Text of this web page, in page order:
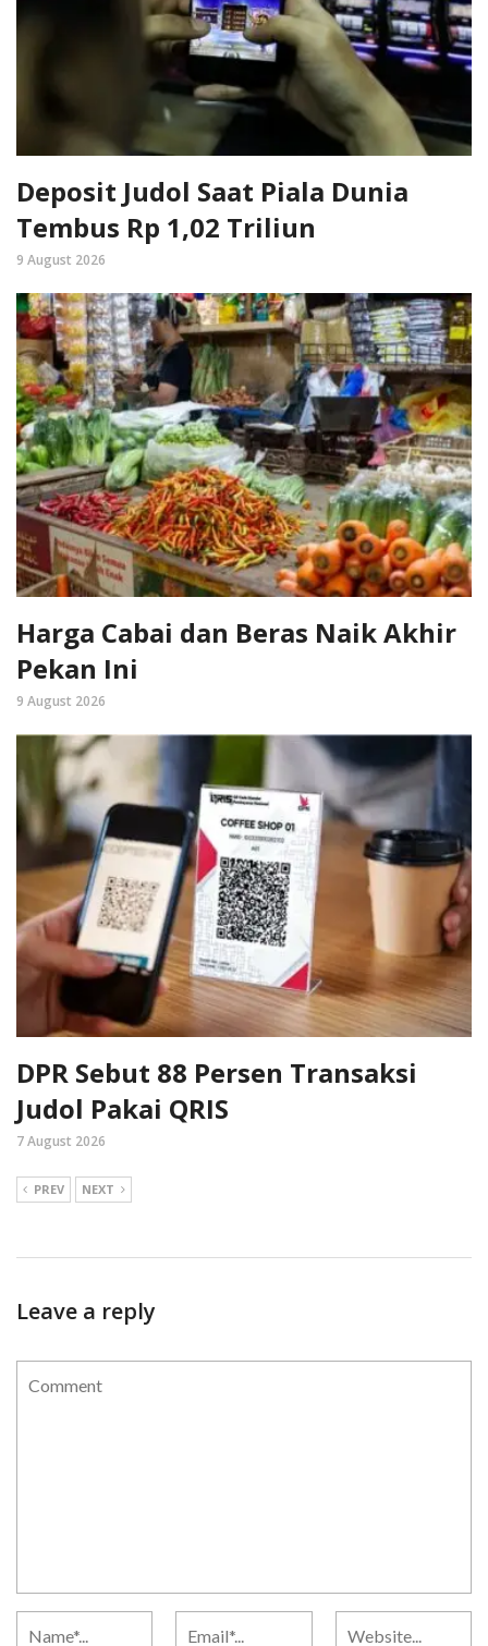
Deposit Judol Saat Piala Dunia
Tembus Rp 1,02 Triliun
9 August 2026
Harga Cabai dan Beras Naik Akhir
Pekan Ini
9 August 2026
DPR Sebut 88 Persen Transaksi
Judol Pakai QRIS
7 August 2026
PREV NEXT
Leave a reply